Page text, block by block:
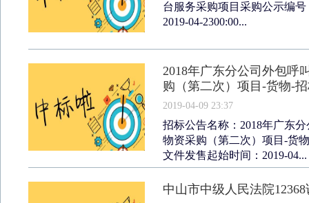
台服务采购项目采购公示编
2019-04-2300:00...
2018年广东分公司外包呼
购（第二次）项目-货物-
2019-04-09 23:37
招标公告名称：2018年广东
物资采购（第二次）项目-货
文件发售起始时间：2019-04...
中山市中级人民法院